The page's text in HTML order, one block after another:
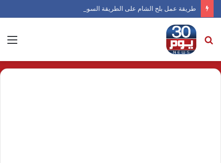
طريقة عمل بلح الشام على الطريقة السورية
بحث
عن